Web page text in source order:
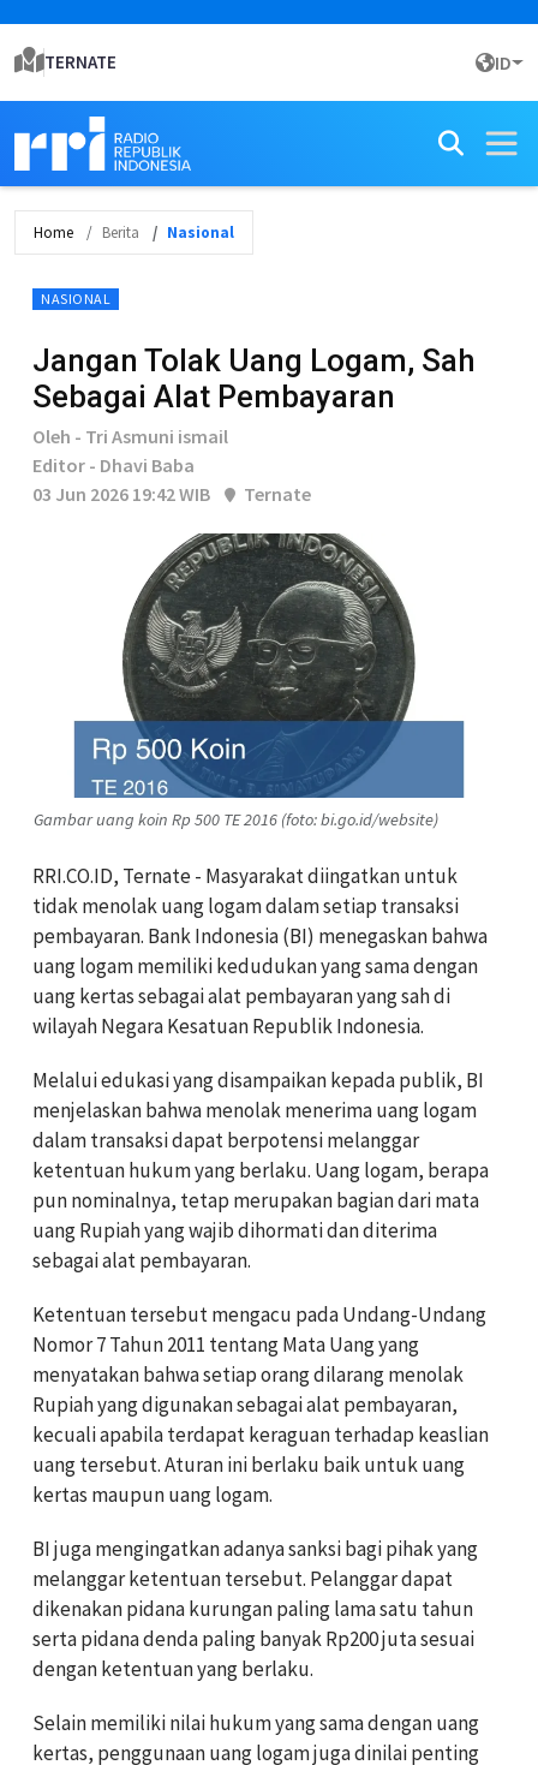
TERNATE ID
Home Berita Nasional
NASIONAL
Jangan Tolak Uang Logam, Sah
Sebagai Alat Pembayaran
Oleh - Tri Asmuni ismail
Editor - Dhavi Baba
03 Jun 2026 19:42 WIB
Ternate
Gambar uang koin Rp 500 TE 2016 (foto: bi.go.id/website)
RRI.CO.ID, Ternate - Masyarakat diingatkan untuk
tidak menolak uang logam dalam setiap transaksi
pembayaran. Bank Indonesia (BI) menegaskan bahwa
uang logam memiliki kedudukan yang sama dengan
uang kertas sebagai alat pembayaran yang sah di
wilayah Negara Kesatuan Republik Indonesia.
Melalui edukasi yang disampaikan kepada publik, BI
menjelaskan bahwa menolak menerima uang logam
dalam transaksi dapat berpotensi melanggar
ketentuan hukum yang berlaku. Uang logam, berapa
pun nominalnya, tetap merupakan bagian dari mata
uang Rupiah yang wajib dihormati dan diterima
sebagai alat pembayaran.
Ketentuan tersebut mengacu pada Undang-Undang
Nomor 7 Tahun 2011 tentang Mata Uang yang
menyatakan bahwa setiap orang dilarang menolak
Rupiah yang digunakan sebagai alat pembayaran,
kecuali apabila terdapat keraguan terhadap keaslian
uang tersebut. Aturan ini berlaku baik untuk uang
kertas maupun uang logam.
BI juga mengingatkan adanya sanksi bagi pihak yang
melanggar ketentuan tersebut. Pelanggar dapat
dikenakan pidana kurungan paling lama satu tahun
serta pidana denda paling banyak Rp200 juta sesuai
dengan ketentuan yang berlaku.
Selain memiliki nilai hukum yang sama dengan uang
kertas, penggunaan uang logam juga dinilai penting